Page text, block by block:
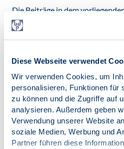
Diese Webseite verwendet
Wir verwenden Cookies, um
personalisieren, Funktionen für
zu können und die Zugriffe auf
analysieren. Außerdem geben
Verwendung unserer Website
soziale Medien, Werbung und
Partner führen diese
Die Beiträge in dem
Schlaglichter auf wesentliche
Digitalisierung in den
Arbeit. Weitere
„Digitalisierung“ werden folgen.
...
Jetzt herunterladen